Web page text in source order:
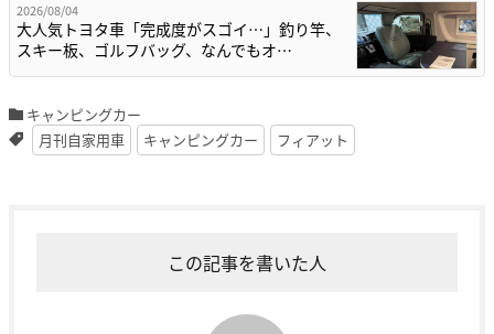
2026/08/04
大人気トヨタ車「完成度がスゴイ…」釣り竿、
スキー板、ゴルフバッグ、なんでもオ…
キャンピングカー
月刊自家用車
キャンピングカー フィアット
この記事を書いた人